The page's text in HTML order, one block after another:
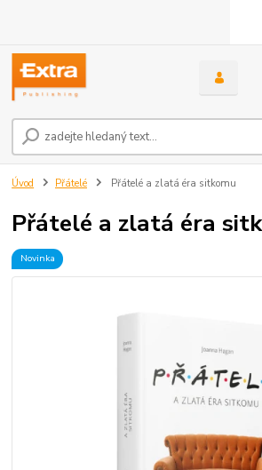
Úvod Přátelé Přátelé a zlatá éra sitkomu
Přátelé a zlatá éra
Novinka